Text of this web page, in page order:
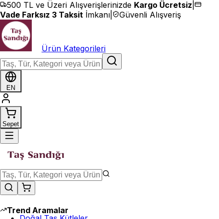
İçeriğe geç
500 TL ve Üzeri Alışverişlerinizde Kargo Ücretsiz
Vade Farksız 3 Taksit İmkanı Güvenli Alışveriş
Ürün Kategorileri
EN
Sepet
Trend Aramalar